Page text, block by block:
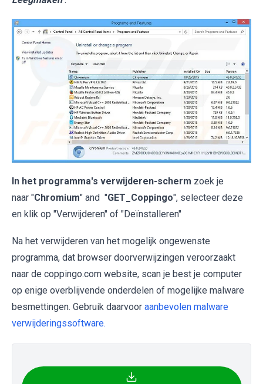
In het programma's verwijderen-scherm zoek je
naar "Chromium" and "GET_Coppingo", selecteer deze
en klik op "Verwijderen" of "Deïnstalleren"
Na het verwijderen van het mogelijk ongewenste
programma, dat browser doorverwijzingen veroorzaakt
naar de coppingo.com website, scan je best je computer
op enige overblijvende onderdelen of mogelijke malware
besmettingen. Gebruik daarvoor aanbevolen malware
verwijderingssoftware.